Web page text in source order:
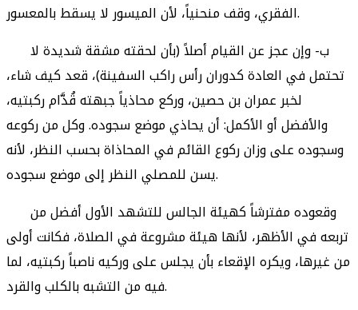
الفقري، وقف منحنياً، لأن الميسور لا يسقط بالمعسور.
تحتمل في العادة كدوران رأس راكب السفينة)، قعد كيف شاء،
لخبر عمران بن حصين، وركع محاذياً جبهته قُدَّام ركبتيه،
والأفضل أو الأكمل: أن يحاذي موضع سجوده. وكل من ركوعه
وسجوده على وزان ركوع القائم في المحاذاة بحسب النظر، لأنه
يسن للمصلي النظر إلى موضع سجوده.
تربعه في الأظهر، لأنها هيئة مشروعة في الصلاة، فكانت أولى
من غيرها، ويكره الإقعاء بأن يجلس على وركيه ناصباً ركبتيه، لما
فيه من التشبه بالكلب والقرد.